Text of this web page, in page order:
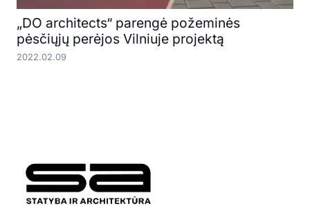
„DO architects“ parengė požeminės
pėsčiųjų perėjos Vilniuje projektą
2022.02.09